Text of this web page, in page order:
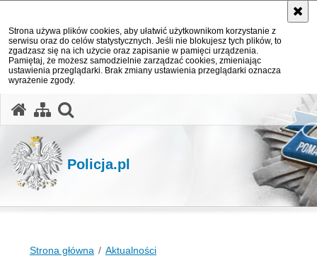
Strona używa plików cookies, aby ułatwić użytkownikom korzystanie z
serwisu oraz do celów statystycznych. Jeśli nie blokujesz tych plików, to
zgadzasz się na ich użycie oraz zapisanie w pamięci urządzenia.
Pamiętaj, że możesz samodzielnie zarządzać cookies, zmieniając
ustawienia przeglądarki. Brak zmiany ustawienia przeglądarki oznacza
wyrażenie zgody.
Policja.pl
Strona główna Aktualności